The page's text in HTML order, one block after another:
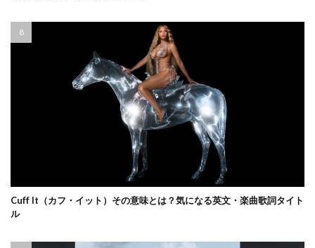
Cuff It（カフ・イット）その意味とは？気になる英文・楽曲歌詞タイト
ル